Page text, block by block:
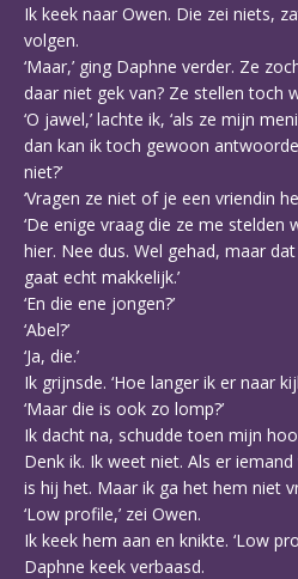
Ik keek naar Owen. Die zei niets,
volgen.
‘Maar,’ ging Daphne verder. Ze
daar niet gek van? Ze stellen toch
‘O jawel,’ lachte ik, ‘als ze mijn
dan kan ik toch gewoon
niet?’
‘Vragen ze niet of je een vriendin
‘De enige vraag die ze me stelden
hier. Nee dus. Wel gehad, maar
gaat echt makkelijk.’
‘En die ene jongen?’
‘Abel?’
‘Ja, die.’
Ik grijnsde. ‘Hoe langer ik er naar
‘Maar die is ook zo lomp?’
Ik dacht na, schudde toen mijn
Denk ik. Ik weet niet. Als er
is hij het. Maar ik ga het hem niet
‘Low profile,’ zei Owen.
Ik keek hem aan en knikte. ‘Low
Daphne keek verbaasd.